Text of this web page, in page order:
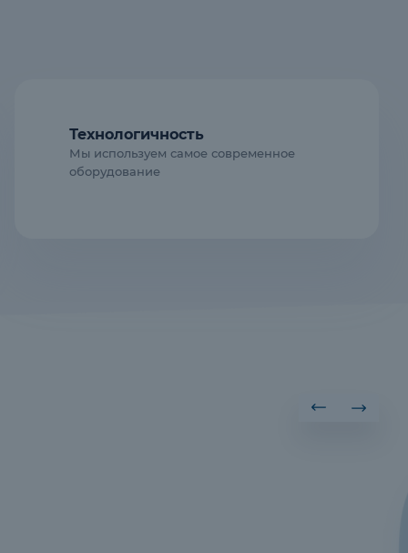
Технологичность
Мы используем самое современное
оборудование